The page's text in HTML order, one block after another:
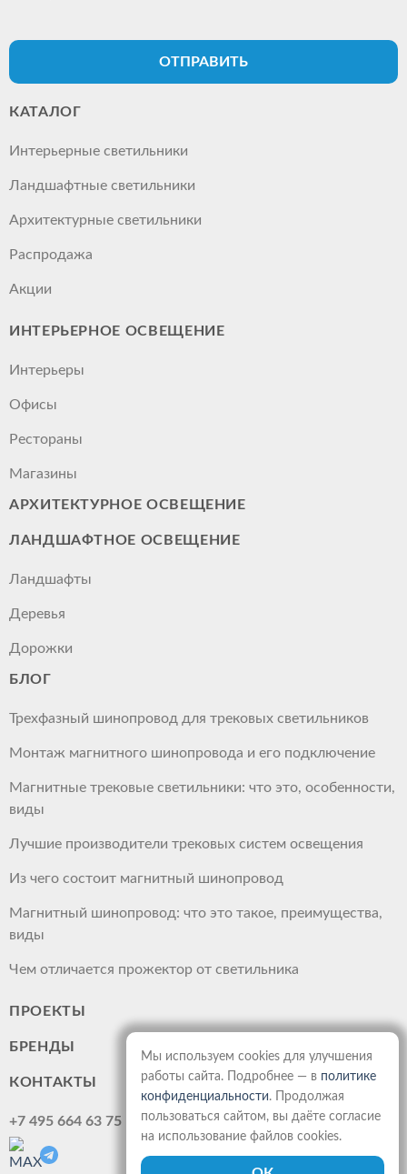
ОТПРАВИТЬ
КАТАЛОГ
Интерьерные светильники
Ландшафтные светильники
Архитектурные светильники
Распродажа
Акции
ИНТЕРЬЕРНОЕ ОСВЕЩЕНИЕ
Интерьеры
Офисы
Рестораны
Магазины
АРХИТЕКТУРНОЕ ОСВЕЩЕНИЕ
ЛАНДШАФТНОЕ ОСВЕЩЕНИЕ
Ландшафты
Деревья
Дорожки
БЛОГ
Трехфазный шинопровод для трековых светильников
Монтаж магнитного шинопровода и его подключение
Магнитные трековые светильники: что это, особенности,
виды
Лучшие производители трековых систем освещения
Из чего состоит магнитный шинопровод
Магнитный шинопровод: что это такое, преимущества,
виды
Чем отличается прожектор от светильника
ПРОЕКТЫ
БРЕНДЫ
КОНТАКТЫ
+7 495 664 63 75
Мы используем cookies для улучшения
работы сайта. Подробнее — в политике
конфиденциальности. Продолжая
пользоваться сайтом, вы даёте согласие
на использование файлов cookies.